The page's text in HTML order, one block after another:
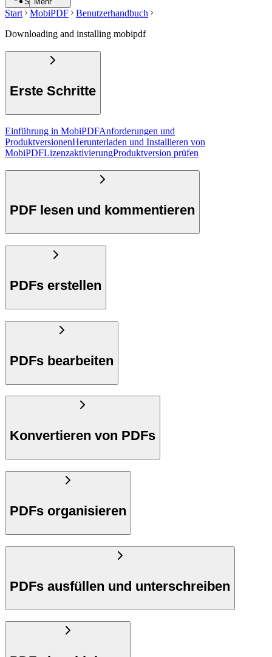
Start MobiPDF
Benutzerhandbuch
Downloading and installing mobipdf
Erste Schritte
Einführung in MobiPDFAnforderungen und
ProduktversionenHerunterladen und Installieren von
MobiPDFLizenzaktivierungProduktversion prüfen
PDF lesen und kommentieren
PDFs erstellen
PDFs bearbeiten
Konvertieren von PDFs
PDFs organisieren
PDFs ausfüllen und unterschreiben